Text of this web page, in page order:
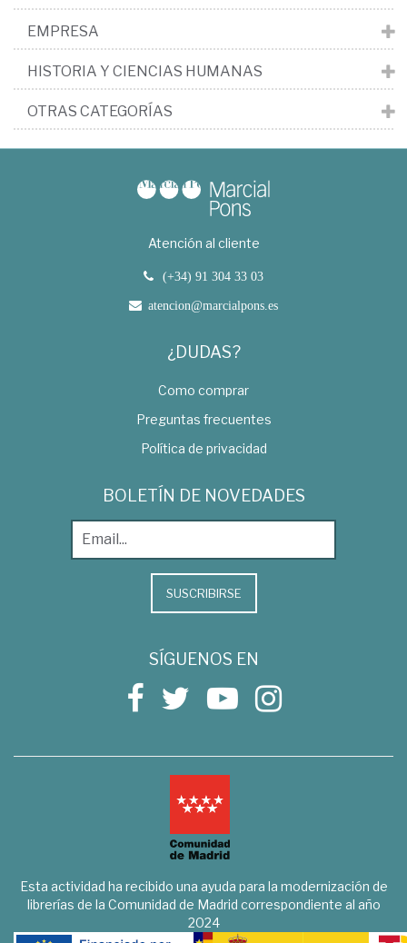
EMPRESA
HISTORIA Y CIENCIAS HUMANAS
OTRAS CATEGORÍAS
Atención al cliente
(+34) 91 304 33 03
atencion@marcialpons.es
¿DUDAS?
Como comprar
Preguntas frecuentes
Política de privacidad
BOLETÍN DE NOVEDADES
SUSCRIBIRSE
SÍGUENOS EN
Esta actividad ha recibido una ayuda para la modernización de
librerías de la Comunidad de Madrid correspondiente al año
2024